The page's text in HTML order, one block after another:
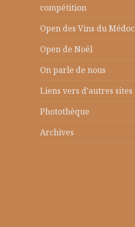
compétition
Open des Vins du Médoc
Open de Noël
On parle de nous
Liens vers d’autres sites
Photothèque
Archives